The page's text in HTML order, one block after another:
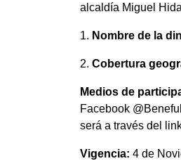
alcaldía Miguel
1. Nombre de la
2. Cobertura
Medios de
Facebook
será a través del
Vigencia: 4 de